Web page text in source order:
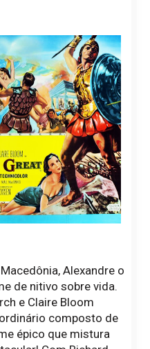
Alexandre o
de nitivo sobre vida.
e Claire Bloom
composto de
épico que mistura